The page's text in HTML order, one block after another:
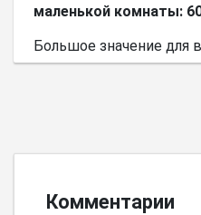
маленькой комнаты:
Большое значение для
пространства имеет
Комментарии